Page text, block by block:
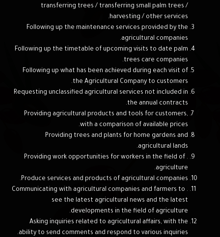
transferring trees / transferring small palm trees /
harvesting / other services.
Following up the maintenance services provided by the
agricultural companies.
Following up the timetable of upcoming visits to date palm
trees care companies.
Following up what has been achieved during each visit of
the Agricultural Company to customers.
Requesting unclassified agricultural services not included in
the annual contracts.
Providing agricultural products and tools for customers,
with a comparison of available prices.
Providing trees and plants for home gardens and
agricultural lands.
. Providing work opportunities for workers in the field of
agriculture.
Produce services and products of agricultural companies.
. Communicating with agricultural companies and farmers to
see the latest agricultural news and the latest
developments in the field of agriculture.
Asking inquiries related to agricultural affairs, with the
ability to send comments and respond to various inquiries.